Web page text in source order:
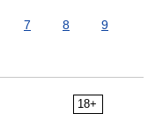
7 8
9
18+